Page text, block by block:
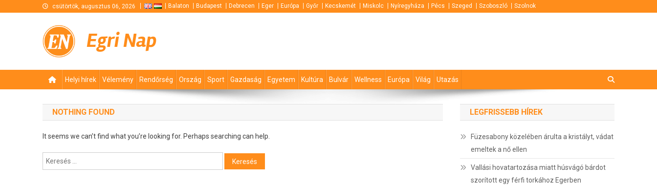
csütörtök, augusztus 06, 2026 Balaton Budapest Debrecen Eger Európa Győr Kecskemét Miskolc Nyíregyháza Pécs Szeged Szoboszló Szolnok
Egri Nap
Helyi hírek Vélemény Rendőrség Ország Sport Gazdaság Egyetem Kultúra Bulvár Wellness Európa Világ Utazás
NOTHING FOUND
It seems we can’t find what you’re looking for. Perhaps searching can help.
Keresés:
LEGFRISSEBB HÍREK
Füzesabony közelében árulta a kristályt, vádat
emeltek a nő ellen
Vallási hovatartozása miatt húsvágó bárdot
szorított egy férfi torkához Egerben